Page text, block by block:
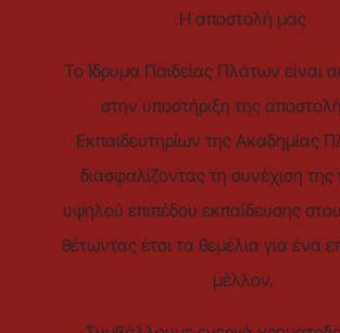
Η αποστολή μας
Το Ίδρυμα Παιδείας Πλάτων είναι
στην υποστήριξη της
Εκπαιδευτηρίων της Ακαδημίας
διασφαλίζοντας τη συνέχιση
υψηλού επιπέδου εκπαίδευσης
θέτωντας έτσι τα θεμέλια για ένα
μέλλον.